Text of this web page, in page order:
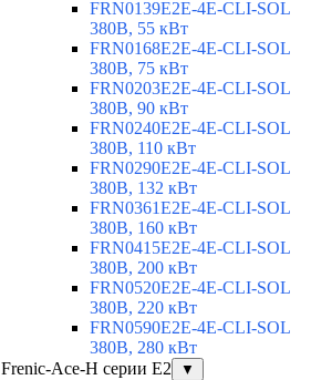
FRN0139E2E-4E-CLI-SOL
380В, 55 кВт
FRN0168E2E-4E-CLI-SOL
380В, 75 кВт
FRN0203E2E-4E-CLI-SOL
380В, 90 кВт
FRN0240E2E-4E-CLI-SOL
380В, 110 кВт
FRN0290E2E-4E-CLI-SOL
380В, 132 кВт
FRN0361E2E-4E-CLI-SOL
380В, 160 кВт
FRN0415E2E-4E-CLI-SOL
380В, 200 кВт
FRN0520E2E-4E-CLI-SOL
380В, 220 кВт
FRN0590E2E-4E-CLI-SOL
380В, 280 кВт
Frenic-Ace-H серии E2
▼